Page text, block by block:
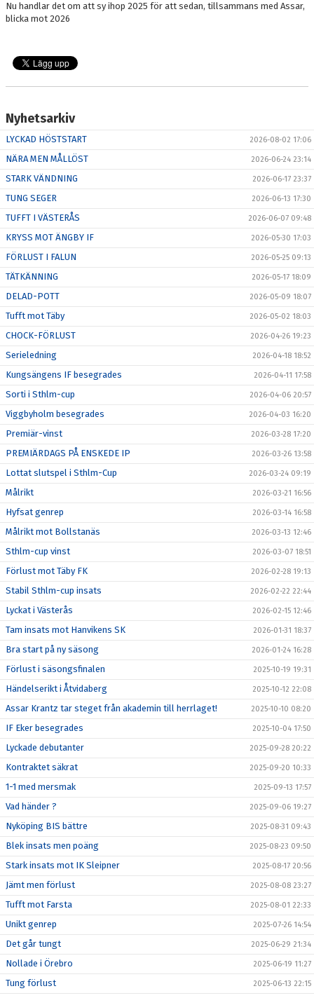
Nu handlar det om att sy ihop 2025 för att sedan, tillsammans med Assar,
blicka mot 2026
Nyhetsarkiv
LYCKAD HÖSTSTART 2026-08-02 17:06
NÄRA MEN MÅLLÖST 2026-06-24 23:14
STARK VÄNDNING 2026-06-17 23:37
TUNG SEGER 2026-06-13 17:30
TUFFT I VÄSTERÅS 2026-06-07 09:48
KRYSS MOT ÄNGBY IF 2026-05-30 17:03
FÖRLUST I FALUN 2026-05-25 09:13
TÄTKÄNNING 2026-05-17 18:09
DELAD-POTT 2026-05-09 18:07
Tufft mot Täby 2026-05-02 18:03
CHOCK-FÖRLUST 2026-04-26 19:23
Serieledning 2026-04-18 18:52
Kungsängens IF besegrades 2026-04-11 17:58
Sorti i Sthlm-cup 2026-04-06 20:57
Viggbyholm besegrades 2026-04-03 16:20
Premiär-vinst 2026-03-28 17:20
PREMIÄRDAGS PÅ ENSKEDE IP 2026-03-26 13:58
Lottat slutspel i Sthlm-Cup 2026-03-24 09:19
Målrikt 2026-03-21 16:56
Hyfsat genrep 2026-03-14 16:58
Målrikt mot Bollstanäs 2026-03-13 12:46
Sthlm-cup vinst 2026-03-07 18:51
Förlust mot Täby FK 2026-02-28 19:13
Stabil Sthlm-cup insats 2026-02-22 22:44
Lyckat i Västerås 2026-02-15 12:46
Tam insats mot Hanvikens SK 2026-01-31 18:37
Bra start på ny säsong 2026-01-24 16:28
Förlust i säsongsfinalen 2025-10-19 19:31
Händelserikt i Åtvidaberg 2025-10-12 22:08
Assar Krantz tar steget från akademin till herrlaget! 2025-10-10 08:20
IF Eker besegrades 2025-10-04 17:50
Lyckade debutanter 2025-09-28 20:22
Kontraktet säkrat 2025-09-20 10:33
1-1 med mersmak 2025-09-13 17:57
Vad händer ? 2025-09-06 19:27
Nyköping BIS bättre 2025-08-31 09:43
Blek insats men poäng 2025-08-23 09:50
Stark insats mot IK Sleipner 2025-08-17 20:56
Jämt men förlust 2025-08-08 23:27
Tufft mot Farsta 2025-08-01 22:33
Unikt genrep 2025-07-26 14:54
Det går tungt 2025-06-29 21:34
Nollade i Örebro 2025-06-19 11:27
Tung förlust 2025-06-13 22:15